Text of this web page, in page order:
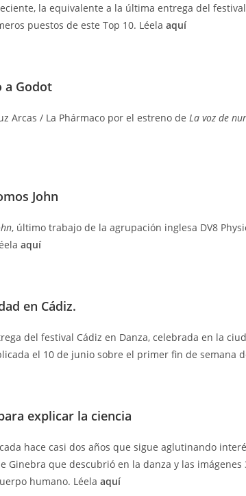
la equivalente a la última entrega del
puestos de este Top 10. Léela aquí
a Godot
Arcas / La Phármaco por el estreno de La voz de
John
, último trabajo de la agrupación inglesa DV8
aquí
en Cádiz.
del festival Cádiz en Danza, celebrada en la
el 10 de junio sobre el primer fin de semana
explicar la ciencia
hace casi dos años que sigue aglutinando
Ginebra que descubrió en la danza y las
humano. Léela aquí